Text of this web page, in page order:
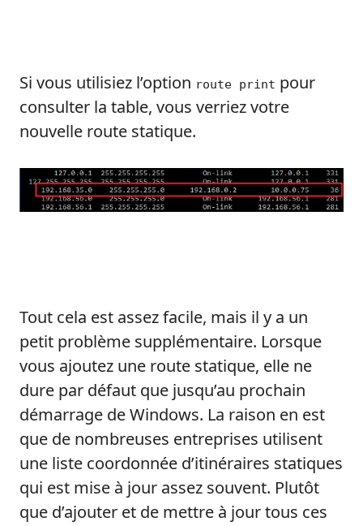
Si vous utilisiez l’option route print pour
consulter la table, vous verriez votre
nouvelle route statique.
Tout cela est assez facile, mais il y a un
petit problème supplémentaire. Lorsque
vous ajoutez une route statique, elle ne
dure par défaut que jusqu’au prochain
démarrage de Windows. La raison en est
que de nombreuses entreprises utilisent
une liste coordonnée d’itinéraires statiques
qui est mise à jour assez souvent. Plutôt
que d’ajouter et de mettre à jour tous ces